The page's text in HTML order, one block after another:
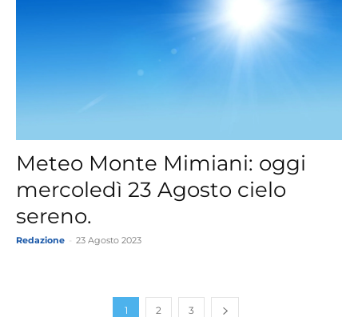
Meteo Monte Mimiani: oggi
mercoledì 23 Agosto cielo
sereno.
Redazione 23 Agosto 2023
1 2 3